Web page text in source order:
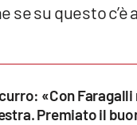
su questo c’è
«Con Faragalli
Premiato il